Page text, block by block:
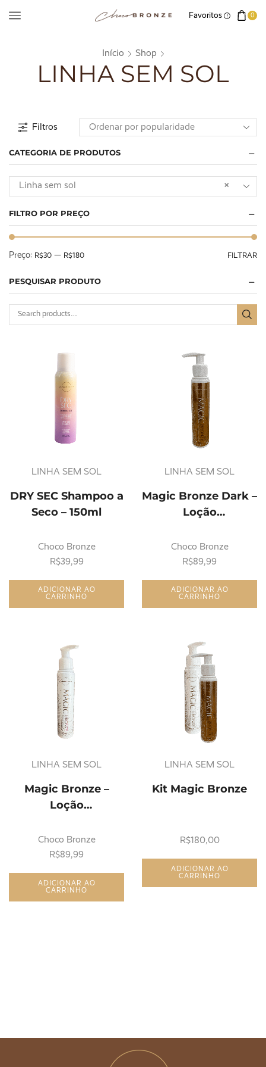
Favoritos 0
Início Shop
LINHA SEM SOL
Filtros
CATEGORIA DE PRODUTOS
×
Linha sem sol
FILTRO POR PREÇO
FILTRAR
Preço: R$30 — R$180
PESQUISAR PRODUTO
LINHA SEM SOL
DRY SEC Shampoo a
Seco – 150ml
Choco Bronze
R$39,99
ADICIONAR AO
CARRINHO
LINHA SEM SOL
Magic Bronze Dark –
Loção
100ml
Choco Bronze
R$89,99
ADICIONAR AO
CARRINHO
LINHA SEM SOL
Magic Bronze –
Loção
100ml
Choco Bronze
R$89,99
ADICIONAR AO
CARRINHO
LINHA SEM SOL
Kit Magic Bronze
R$180,00
ADICIONAR AO
CARRINHO